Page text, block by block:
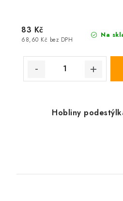
Na
68,60 Kč bez DPH
83 Kč
Hobliny